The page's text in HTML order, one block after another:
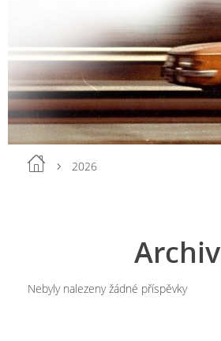
2026
Archiv
Nebyly nalezeny žádné příspěvky